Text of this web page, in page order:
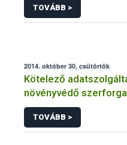
TOVÁBB >
2014. október 30, csütörtök
Kötelező
növényvédő
TOVÁBB >